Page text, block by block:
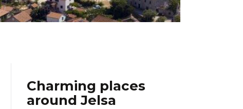
Charming places
around Jelsa